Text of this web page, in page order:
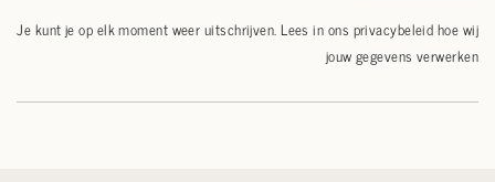
Je kunt je op elk moment weer uitschrijven. Lees in ons privacybeleidhoe wij
jouw gegevens verwerken